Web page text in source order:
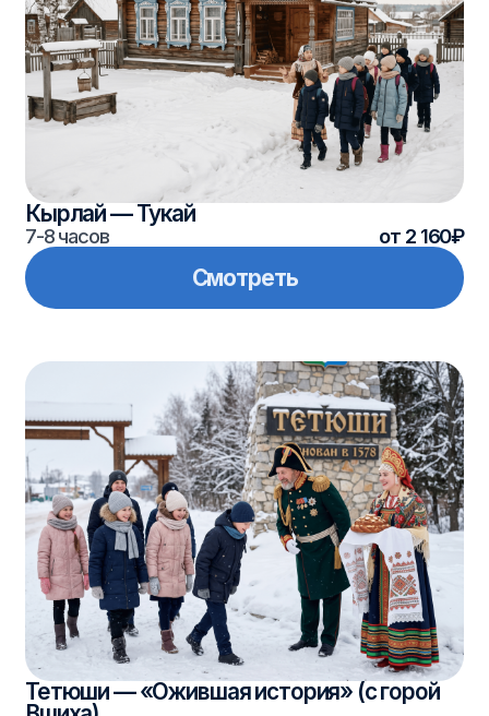
Тетюши — «Ожившая история»
(с усадьбой Молоствовых)
10 часов от 5 970₽
Смотреть
В гости — в купеческий Чистополь
10 часов от 4 490₽
Смотреть